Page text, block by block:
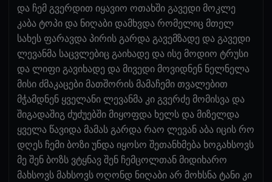
და ჩემ გვერდით იყავიო ოთახში გავედი მოკლე
კაბა ტოპი და ნიღაბი დამხვდა რომელიც მთელ
სახეს ფარავდა პირის გარდა გავემზადე და გავედი
ლევანმა საცვლებიც გაიხადე და ისე მოდიო ტრუსი
და ლიფი გავიხადე და მივედი მოვიდნენ ნელნელა
მისი ძმაკაცები მათშორის მამაჩემი თვალებით
მჭამდნენ ყველანი ლევანმა კი გვერძე მომისვა და
შიგადაშიგ ძუძუებში მიყოფდა ხელს და მიზელდა
ყველა წავიდა მამას გარდა რაო ლევან აბა იცის რო
დღეს ჩემი ბოზი უნდა იყოსო შეთანხმება ხოგახსოვს
მე შენ ბოზს ვტყნავ შენ ჩემცოლთან მიდიხარო
მახსოვს მახსოვს ოღონდ ნიღაბი არ მოხსნა ტანი კი